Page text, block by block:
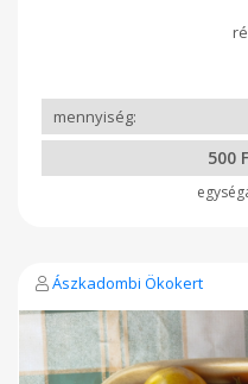
is megtalálható köztük,
nincsenek.
500
Ászkadombi Ökokert